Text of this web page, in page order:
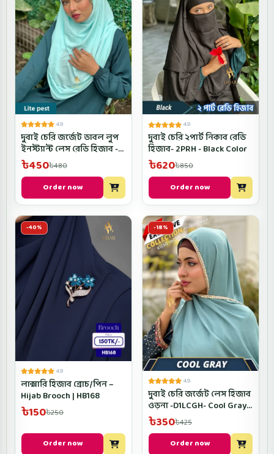
4.9
দুবাই চেরি জর্জেট ডাবল লুপ
ইনস্ট্যান্ট লেস রেডি হিজাব -
HLRH- Lite pest Color
৳450৳480
Order now
4.9
দুবাই চেরি ২পার্ট নিকাব রেডি
হিজাব- 2PRH - Black Color
৳620৳850
Order now
-40%
4.9
লাক্সারি হিজাব ব্রোচ/পিন –
Hijab Brooch | HB168
৳150৳250
Order now
-18%
4.9
দুবাই চেরি জর্জেট লেস হিজাব
ওড়না -D1LCGH- Cool Gray
Color
৳350৳425
Order now